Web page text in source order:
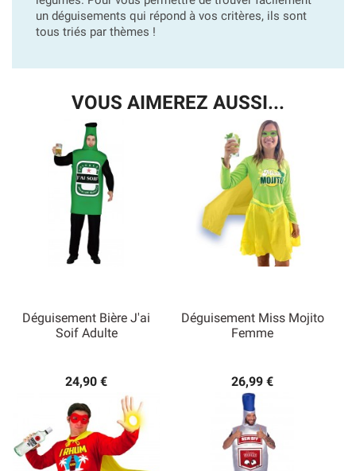
un déguisements qui répond à vos critères, ils sont
tous triés par thèmes !
VOUS AIMEREZ AUSSI...
Déguisement Bière J'ai
Soif Adulte
24,90 €
Déguisement Miss Mojito
Femme
26,99 €